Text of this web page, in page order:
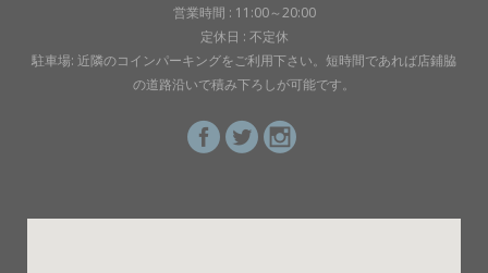
営業時間 : 11:00～20:00
定休日 : 不定休
駐車場: 近隣のコインパーキングをご利用下さい。短時間であれば店鋪脇
の道路沿いで積み下ろしが可能です。